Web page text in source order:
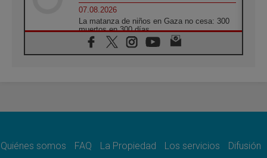
07.08.2026
La matanza de niños en Gaza no cesa: 300
muertos en 300 días
07.08.2026
Tagle: La guerra desfigura el mundo, solo la
como misión al servicio del Evangelio
Quiénes somos FAQ La Propiedad Los servicios Difusión